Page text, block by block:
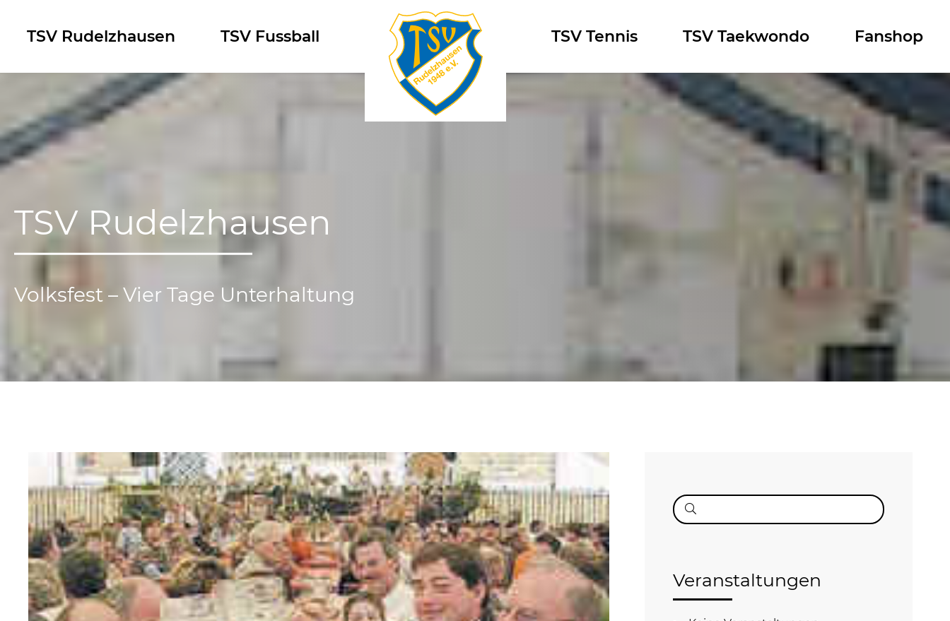
contentTSV Rudelzhausen TSV Fussball Logo TSV Tennis TSV Taekwondo Fanshop
TSV Rudelzhausen
Volksfest – Vier Tage Unterhaltung
Suche
nach:
Veranstaltungen